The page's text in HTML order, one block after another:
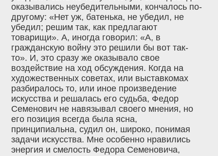
оказывались неубедительными, кончалось по-
другому: «Нет уж, батенька, не убедил, не
убедил; решим так, как предлагают
товарищи». А, иногда говорил: «А, в
гражданскую войну это решили бы вот так-
то». И, это сразу же оказывало свое
воздействие на ход обсуждения. Когда на
художественных советах, или выставкомах
разбиралось то, или иное произведение
искусства и решалась его судьба, Федор
Семенович не навязывал своего мнения, но
его позиция всегда была ясна,
принципиальна, судил он, широко, понимая
задачи искусства. Мне особенно нравились
энергия и смелость Федора Семеновича,